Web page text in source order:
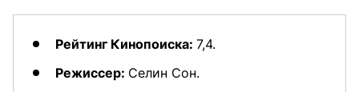
Рейтинг Кинопоиска: 7,4.
Режиссер: Селин Сон.